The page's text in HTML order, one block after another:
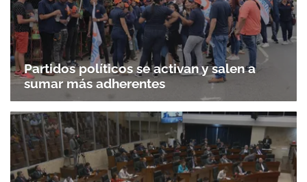
Partidos políticos se activan y salen a
sumar más adherentes